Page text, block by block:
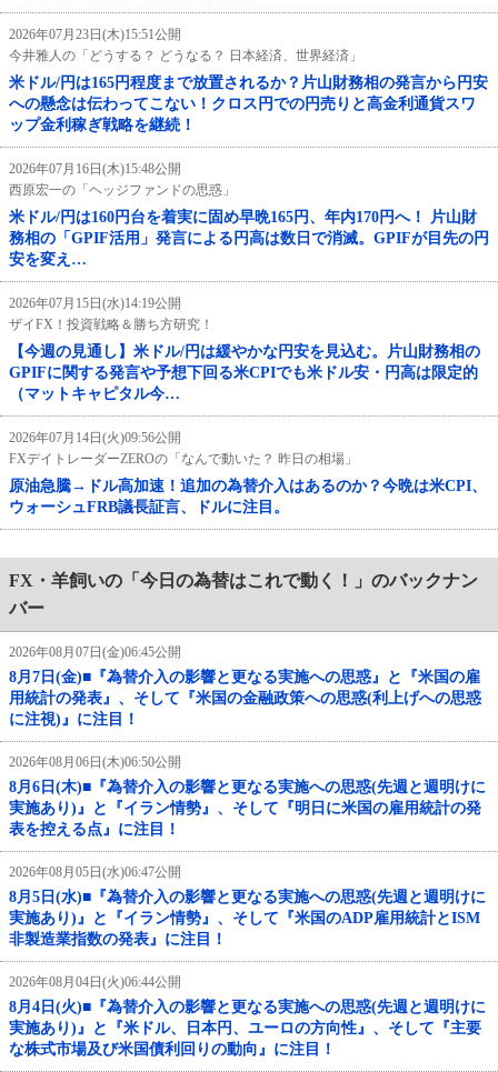
2026年07月23日(木)15:51公開
今井雅人の「どうする？ どうなる？ 日本経済、世界経済」
米ドル/円は165円程度まで放置されるか？片山財務相の発言から円安
への懸念は伝わってこない！クロス円での円売りと高金利通貨スワ
ップ金利稼ぎ戦略を継続！
2026年07月16日(木)15:48公開
西原宏一の「ヘッジファンドの思惑」
米ドル/円は160円台を着実に固め早晩165円、年内170円へ！ 片山財
務相の「GPIF活用」発言による円高は数日で消滅。GPIFが目先の円
安を変え…
2026年07月15日(水)14:19公開
ザイFX！投資戦略＆勝ち方研究！
【今週の見通し】米ドル/円は緩やかな円安を見込む。片山財務相の
GPIFに関する発言や予想下回る米CPIでも米ドル安・円高は限定的
（マットキャピタル今…
2026年07月14日(火)09:56公開
FXデイトレーダーZEROの「なんで動いた？ 昨日の相場」
原油急騰→ドル高加速！追加の為替介入はあるのか？今晩は米CPI、
ウォーシュFRB議長証言、ドルに注目。
FX・羊飼いの「今日の為替はこれで動く！」のバックナン
バー
2026年08月07日(金)06:45公開
8月7日(金)■『為替介入の影響と更なる実施への思惑』と『米国の雇
用統計の発表』、そして『米国の金融政策への思惑(利上げへの思惑
に注視)』に注目！
2026年08月06日(木)06:50公開
8月6日(木)■『為替介入の影響と更なる実施への思惑(先週と週明けに
実施あり)』と『イラン情勢』、そして『明日に米国の雇用統計の発
表を控える点』に注目！
2026年08月05日(水)06:47公開
8月5日(水)■『為替介入の影響と更なる実施への思惑(先週と週明けに
実施あり)』と『イラン情勢』、そして『米国のADP雇用統計とISM
非製造業指数の発表』に注目！
2026年08月04日(火)06:44公開
8月4日(火)■『為替介入の影響と更なる実施への思惑(先週と週明けに
実施あり)』と『米ドル、日本円、ユーロの方向性』、そして『主要
な株式市場及び米国債利回りの動向』に注目！